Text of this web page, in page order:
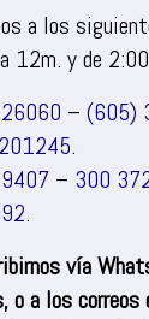
a los
12m. y de
– (605)
.
– 300
.
vía
o a los